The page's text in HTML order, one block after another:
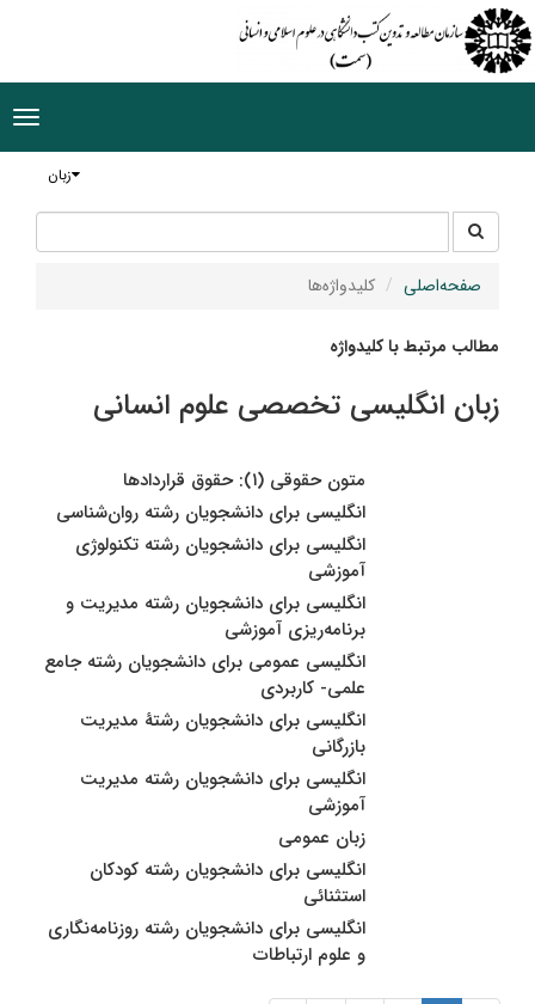
زبان
جستجو
در
سایت
صفحه‌اصلی کلیدواژه‌ها
مطالب مرتبط با کلیدواژه
زبان انگلیسی تخصصی علوم انسانی
متون حقوقى (۱): حقوق قراردادها
انگلیسی برای دانشجویان رشته روان‌شناسی
انگلیسی برای دانشجویان رشته تکنولوژی
آموزشی
انگلیسى براى دانشجویان رشته مدیریت و
برنامه‌ریزى آموزشى
انگلیسی عمومی برای دانشجویان رشته جامع
علمی- کاربردی
انگلیسی برای دانشجویان رشتۀ مدیریت
بازرگانی
انگلیسی برای دانشجویان رشته مدیریت
آموزشی
زبان عمومی
انگلیسی برای دانشجویان رشته کودکان
استثنائی
انگلیسى براى دانشجویان رشته روزنامه‌نگارى
و علوم ارتباطات